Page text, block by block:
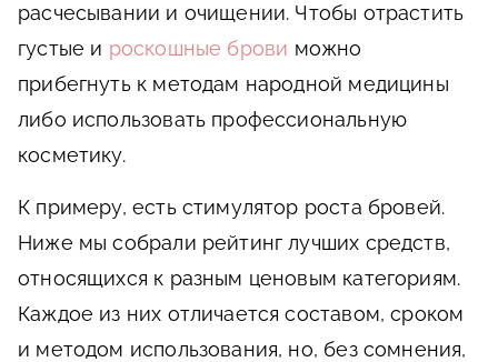
расчесывании и очищении. Чтобы отрастить
густые и роскошные брови можно
прибегнуть к методам народной медицины
либо использовать профессиональную
косметику.
К примеру, есть стимулятор роста бровей.
Ниже мы собрали рейтинг лучших средств,
относящихся к разным ценовым категориям.
Каждое из них отличается составом, сроком
и методом использования, но, без сомнения,